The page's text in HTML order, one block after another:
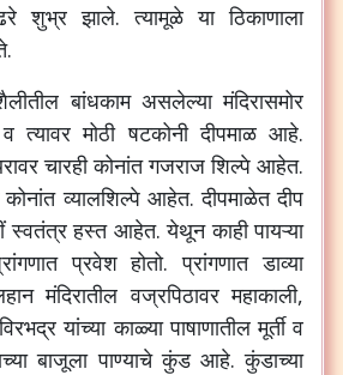
शुभ्र झाले. त्यामूळे या ठिकाणाला
बांधकाम असलेल्या मंदिरासमोर
त्यावर मोठी षटकोनी दीपमाळ आहे.
चारही कोनांत गजराज शिल्पे आहेत.
कोनांत व्यालशिल्पे आहेत. दीपमाळेत दीप
स्वतंत्र हस्त आहेत. येथून काही पायऱ्या
प्रवेश होतो. प्रांगणात डाव्या
मंदिरातील वज्रपिठावर महाकाली,
यांच्या काळ्या पाषाणातील मूर्ती व
बाजूला पाण्याचे कुंड आहे. कुंडाच्या